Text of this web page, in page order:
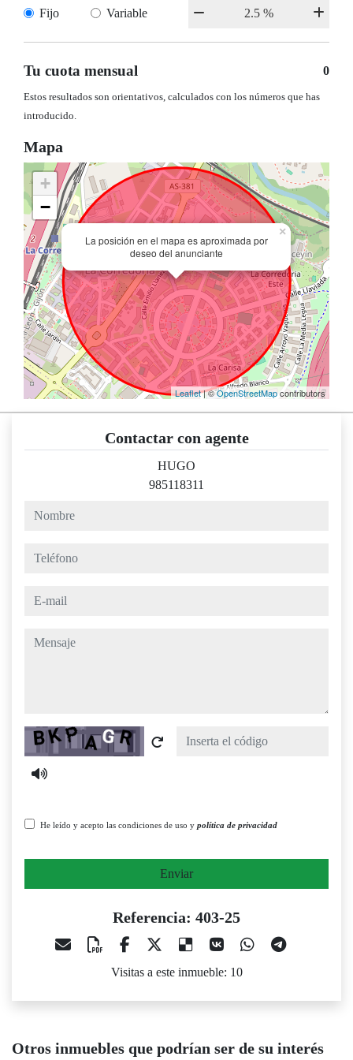
Fijo Variable
Tu cuota mensual 0
Estos resultados son orientativos, calculados con los números que has
introducido.
Mapa
La posición en el mapa es aproximada por
deseo del anunciante
×
+
−
Leaflet| ©OpenStreetMapcontributors
Contactar con agente
HUGO
985118311
nombre
teléfono
e-mail
mensaje
Captcha
He leído y acepto las condiciones de uso y política de privacidad
Enviar
Referencia: 403-25
Visitas a este inmueble: 10
Otros inmuebles que podrían ser de su interés